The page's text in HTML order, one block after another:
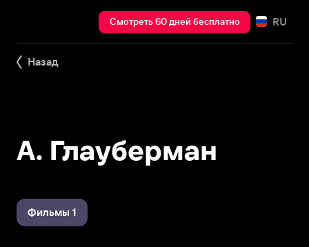
Смотреть 60 дней бесплатно RU
Назад
А. Глауберман
Фильмы 1